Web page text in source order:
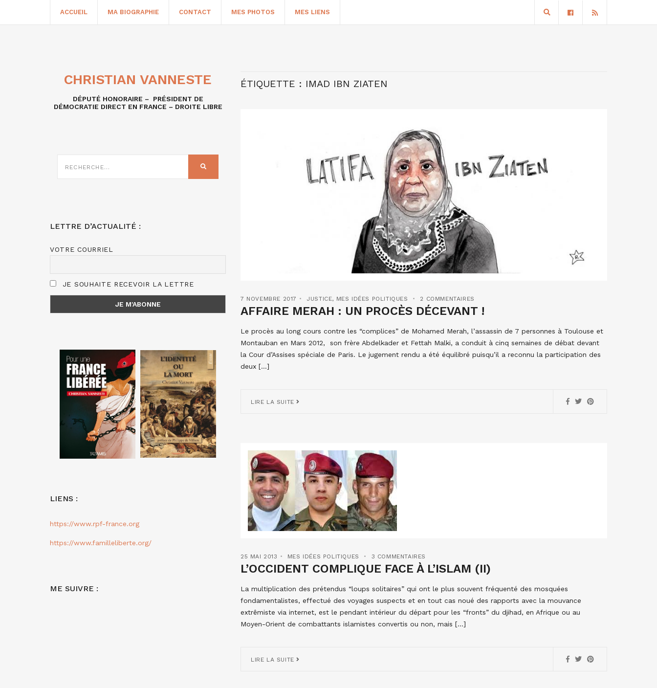
ACCUEIL MA BIOGRAPHIE CONTACT MES PHOTOS MES LIENS
ÉTIQUETTE : IMAD IBN ZIATEN
7 NOVEMBRE 2017 JUSTICE, MES IDÉES POLITIQUES 2 COMMENTAIRES
AFFAIRE MERAH : UN PROCÈS DÉCEVANT !
Le procès au long cours contre les “complices” de Mohamed Merah, l’assassin de 7 personnes à Toulouse et
Montauban en Mars 2012, son frère Abdelkader et Fettah Malki, a conduit à cinq semaines de débat devant
la Cour d’Assises spéciale de Paris. Le jugement rendu a été équilibré puisqu’il a reconnu la participation des
deux […]
LIRE LA SUITE
25 MAI 2013 MES IDÉES POLITIQUES 3 COMMENTAIRES
L’OCCIDENT COMPLIQUE FACE À L’ISLAM (II)
La multiplication des prétendus “loups solitaires” qui ont le plus souvent fréquenté des mosquées
fondamentalistes, effectué des voyages suspects et en tout cas noué des rapports avec la mouvance
extrêmiste via internet, est le pendant intérieur du départ pour les “fronts” du djihad, en Afrique ou au
Moyen-Orient de combattants islamistes convertis ou non, mais […]
LIRE LA SUITE
CHRISTIAN VANNESTE
DÉPUTÉ HONORAIRE – PRÉSIDENT DE
DÉMOCRATIE DIRECT EN FRANCE – DROITE LIBRE
SUR
LETTRE D’ACTUALITÉ :
VOTRE COURRIEL
JE SOUHAITE RECEVOIR LA LETTRE
LIENS :
https://www.rpf-france.org
https://www.familleliberte.org/
ME SUIVRE :